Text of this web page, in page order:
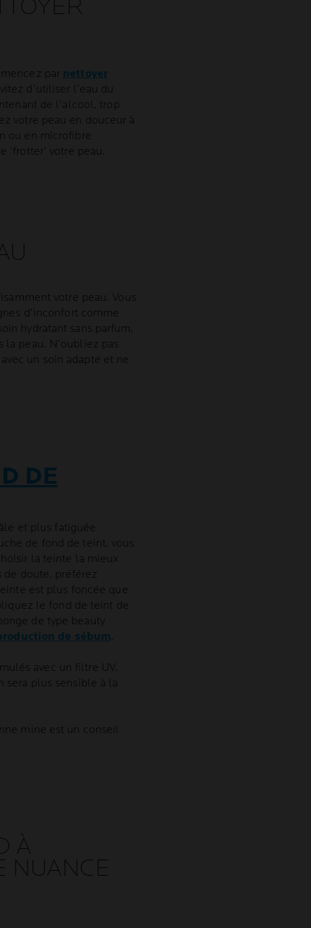
par nettoyer
d’utiliser l’eau du
de l’alcool, trop
votre peau en douceur à
ou en microfibre
votre peau.
votre peau. Vous
d’inconfort comme
hydratant sans parfum,
peau. N’oubliez pas
avec un soin adapté et ne
DE
et plus fatiguée
de fond de teint, vous
la teinte la mieux
de doute, préférez
est plus foncée que
le fond de teint de
de type beauty
de sébum
avec un filtre UV.
sera plus sensible à la
mine est un conseil
À
NUANCE